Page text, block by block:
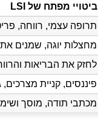
ביטויי מפתח של LSI
תרופה עצמי, רווחה,
מחצלות יוגה, שמנים
לחזק את הבריאות
פיננסים, קניית מצרכים,
מכתבי תודה, מוסך